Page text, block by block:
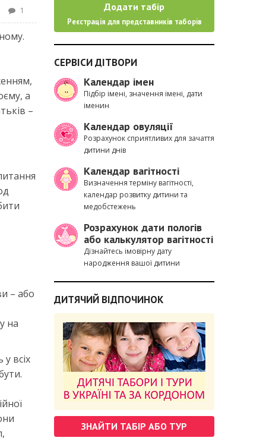
1
а
–
– або
на
всіх
Додати табір
Реєстрація для представників таборів
СЕРВІСИ ДІТВОРИ
Календар імен
Підбір імені, значення імені, дати
іменин
Календар овуляції
Розрахунок сприятливих для зачаття
дитини днів
Календар вагітності
Визначення терміну вагітності,
календар розвитку дитини та
медобстежень
Розрахунок дати пологів
або калькулятор вагітності
Дізнайтесь імовірну дату
народження вашої дитини
ДИТЯЧИЙ ВІДПОЧИНОК
ЗНАЙТИ ТАБІР АБО ТУР